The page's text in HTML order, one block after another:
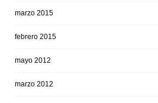
marzo 2015
febrero 2015
mayo 2012
marzo 2012